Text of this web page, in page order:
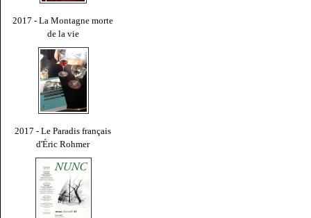
2017 - La Montagne morte
de la vie
2017 - Le Paradis français
d'Éric Rohmer